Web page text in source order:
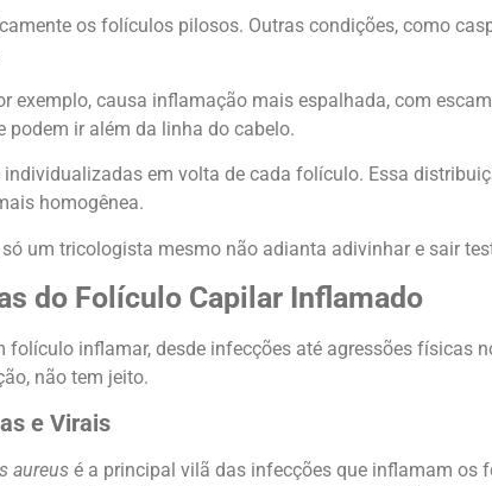
os folículos pilosos. Outras condições, como
exemplo, causa inflamação mais espalhada, com
podem ir além da linha do cabelo.
em volta de cada folículo. Essa
homogênea.
um tricologista mesmo não adianta adivinhar e sair
do Folículo Capilar Inflamado
folículo inflamar, desde infecções até agressões físicas
não tem jeito.
e Virais
aureus é a principal vilã das infecções que inflamam os